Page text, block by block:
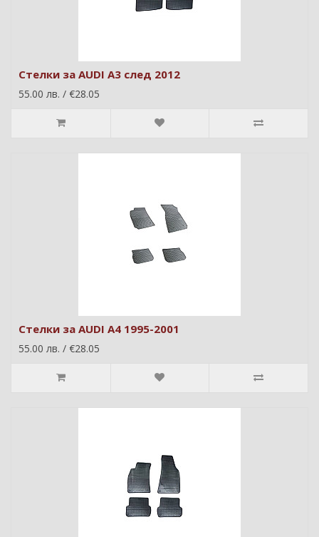
Стелки за AUDI A3 след 2012
55.00 лв. / €28.05
Стелки за AUDI A4 1995-2001
55.00 лв. / €28.05